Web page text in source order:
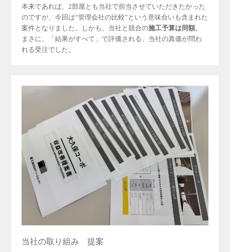
本来であれば、2部屋とも当社で担当させていただきたかった
のですが、今回は“管理会社の比較”という意味合いも含まれた
案件となりました。しかも、当社と競合の施工予算は同額。
まさに、「結果がすべて」で評価される、当社の真価が問わ
れる受注でした。
当社の取り組み 提案